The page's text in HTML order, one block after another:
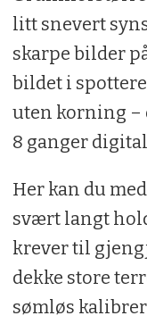
litt snevert
skarpe bilder
bildet i
uten korning –
8 ganger
Her kan du
svært langt
krever til
dekke store
sømløs